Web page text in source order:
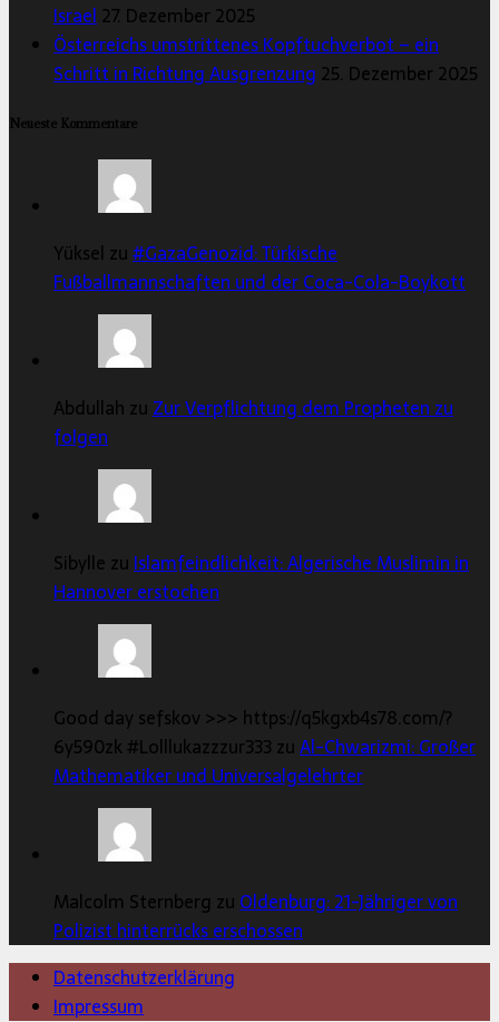
Israel 27. Dezember 2025
Österreichs umstrittenes Kopftuchverbot – ein
Schritt in Richtung Ausgrenzung 25. Dezember 2025
Neueste Kommentare
Yüksel zu#GazaGenozid: Türkische
Fußballmannschaften und der Coca-Cola-Boykott
Abdullah zu Zur Verpflichtung dem Propheten zu
folgen
Sibylle zu Islamfeindlichkeit: Algerische Muslimin in
Hannover erstochen
Good day sefskov >>> https://q5kgxb4s78.com/?
6y590zk #Lolllukazzzur333 zuAl-Chwarizmi: Großer
Mathematiker und Universalgelehrter
Malcolm Sternberg zu Oldenburg: 21-Jähriger von
Polizist hinterrücks erschossen
Datenschutzerklärung
Impressum